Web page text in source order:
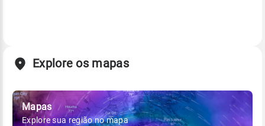
Explore os mapas
Mapas
Explore sua região no mapa